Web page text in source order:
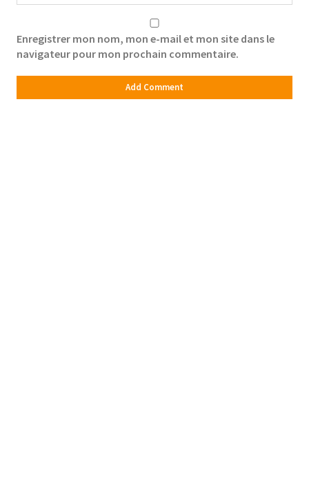
Enregistrer mon nom, mon e-mail et mon site dans le
navigateur pour mon prochain commentaire.